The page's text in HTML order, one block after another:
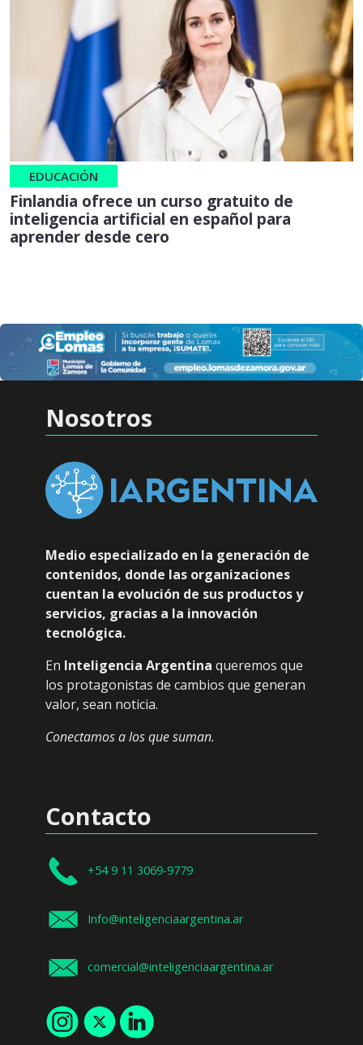
EDUCACIÓN
Finlandia ofrece un curso gratuito de
inteligencia artificial en español para
aprender desde cero
Nosotros
Medio especializado en la generación de
contenidos, donde las organizaciones
cuentan la evolución de sus productos y
servicios, gracias a la innovación
tecnológica.
En Inteligencia Argentina queremos que
los protagonistas de cambios que generan
valor, sean noticia.
Conectamos a los que suman.
Contacto
+54 9 11 3069-9779
Info@inteligenciaargentina.ar
comercial@inteligenciaargentina.ar